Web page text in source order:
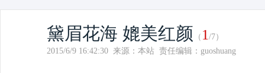
黛眉花海 媲美红颜 （ 1 /7）
2015/6/9 16:42:30 来源：本站 责任编辑：guoshuang